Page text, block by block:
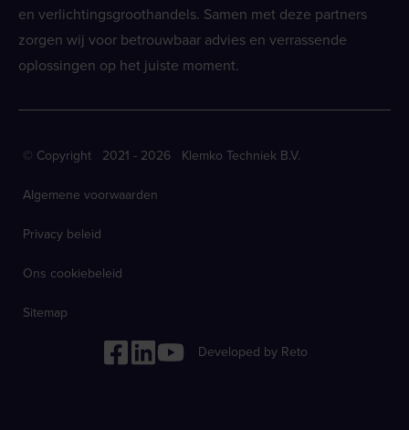
en verlichtingsgroothandels. Samen met deze partners
zorgen wij voor betrouwbaar advies en verrassende
oplossingen op het juiste moment.
© Copyright 2021 - 2026 Klemko Techniek B.V.
Algemene voorwaarden
Privacy beleid
Ons cookiebeleid
Sitemap
Developed by Reto